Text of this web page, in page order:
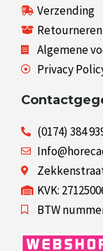
Verzending
Algemene
Privacy
(0174) 384
KVK:
BTW